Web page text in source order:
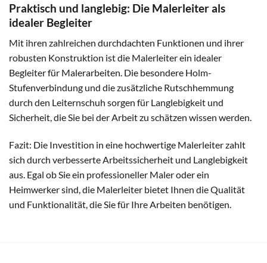
Praktisch und langlebig: Die Malerleiter als
idealer Begleiter
Mit ihren zahlreichen durchdachten Funktionen und ihrer
robusten Konstruktion ist die Malerleiter ein idealer
Begleiter für Malerarbeiten. Die besondere Holm-
Stufenverbindung und die zusätzliche Rutschhemmung
durch den Leiternschuh sorgen für Langlebigkeit und
Sicherheit, die Sie bei der Arbeit zu schätzen wissen werden.
Fazit: Die Investition in eine hochwertige Malerleiter zahlt
sich durch verbesserte Arbeitssicherheit und Langlebigkeit
aus. Egal ob Sie ein professioneller Maler oder ein
Heimwerker sind, die Malerleiter bietet Ihnen die Qualität
und Funktionalität, die Sie für Ihre Arbeiten benötigen.